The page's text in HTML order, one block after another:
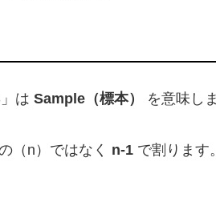
は Sample（標本） を意味し
（n）ではなく n-1 で割ります